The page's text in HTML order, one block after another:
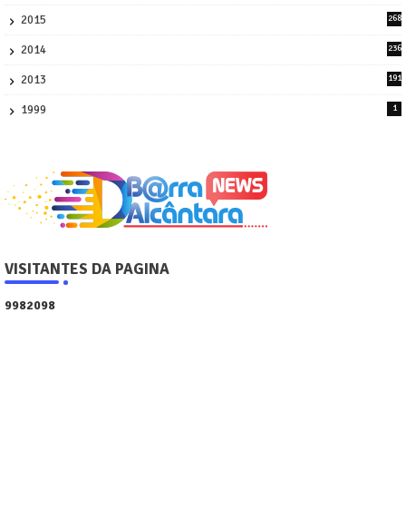
2015
268
2014
236
2013
191
1999 1
VISITANTES DA PAGINA
9982098